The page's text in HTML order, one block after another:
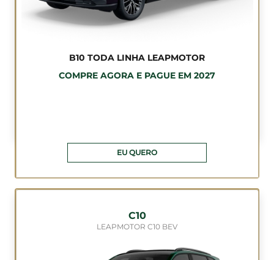
B10 TODA LINHA LEAPMOTOR
COMPRE AGORA E PAGUE EM 2027
EU QUERO
C10
LEAPMOTOR C10 BEV